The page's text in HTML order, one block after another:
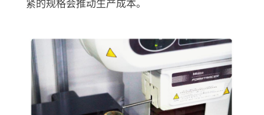
紧的规格会推动生产成本。